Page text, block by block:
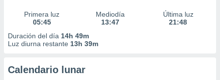
Primera luz
05:45
Mediodía
13:47
Última luz
21:48
Duración del día 14h 49m
Luz diurna restante 13h 39m
Calendario lunar